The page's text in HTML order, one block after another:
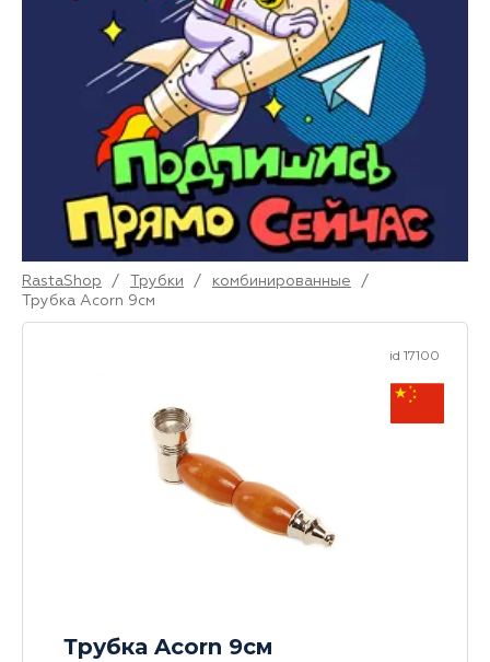
RastaShop / Трубки / комбинированные
/
Трубка Acorn 9см
id 17100
Трубка Acorn 9см